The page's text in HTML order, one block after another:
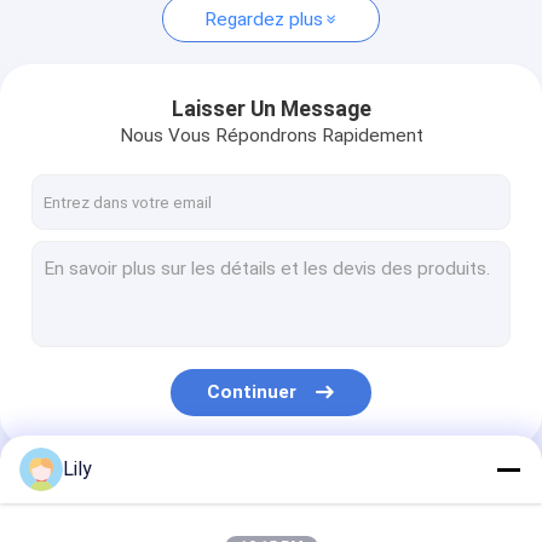
Regardez plus
Laisser Un Message
Nous Vous Répondrons Rapidement
Continuer
Nos Catégories
Lily